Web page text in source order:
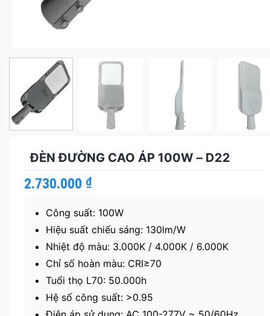
ĐÈN ĐƯỜNG CAO ÁP 100W – D22
2.730.000 ₫
Công suất: 100W
Hiệu suất chiếu sáng: 130lm/W
Nhiệt độ màu: 3.000K / 4.000K / 6.000K
Chỉ số hoàn màu: CRI≥70
Tuổi thọ L70: 50.000h
Hệ số công suất: >0.95